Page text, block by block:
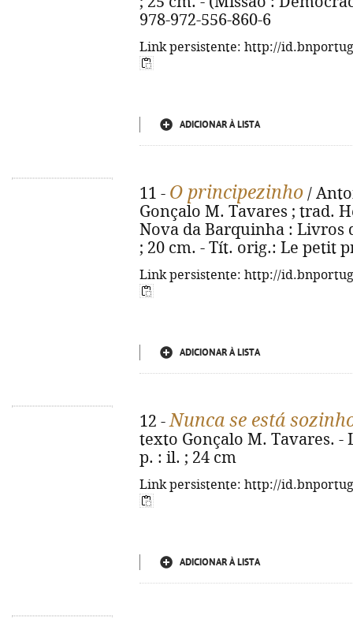
978-972-556-860-6
Link persistente: http://
ADICIONAR À LISTA
11 - O principezinho /
Gonçalo M. Tavares ; trad.
Nova da Barquinha : Livros
; 20 cm. - Tít. orig.: Le petit
Link persistente: http://
ADICIONAR À LISTA
12 -Nunca se está
texto Gonçalo M. Tavares. -
p. : il. ; 24 cm
Link persistente: http://
ADICIONAR À LISTA